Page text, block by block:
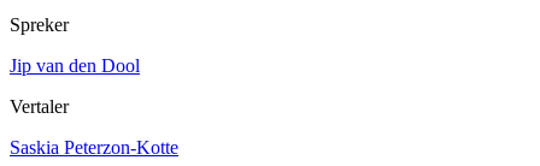
Spreker
Jip van den Dool
Vertaler
Saskia Peterzon-Kotte